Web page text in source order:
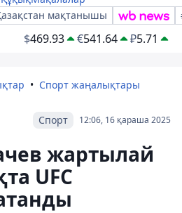
мақтанышы
$469.93 €541.64 ₽5.71
Спорт жаңалықтары
12:06, 16 қараша 2025
Спорт
жартылай
UFC